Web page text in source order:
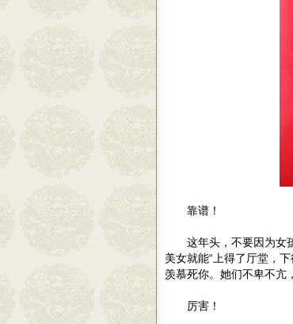
靠谱！
这年头，不要因为女
美女就能“上得了厅堂，
羡慕死你。她们不卑不亢
厉害！